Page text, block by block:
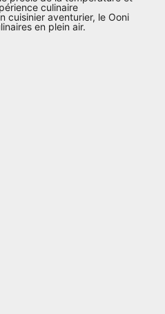
culinaire
cuisinier aventurier, le Ooni
en plein air.